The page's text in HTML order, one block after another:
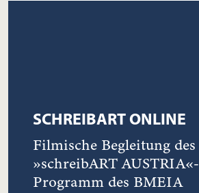
SCHREIBART ONLINE
Filmische Begleitung des
»schreibART AUSTRIA«-
Programm des BMEIA